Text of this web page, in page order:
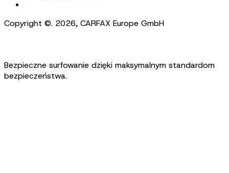
Copyright ©. 2026, CARFAX Europe GmbH
Bezpieczne surfowanie dzięki maksymalnym standardom
bezpieczeństwa.